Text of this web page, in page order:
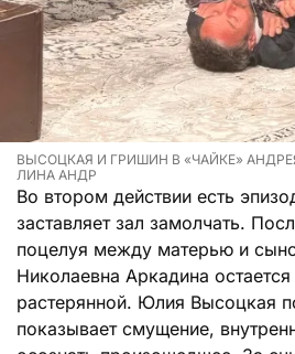
ВЫСОЦКАЯ И ГРИШИН В «ЧАЙКЕ»
ЛИНА АНДР
Во втором действии есть
заставляет зал замолчать.
поцелуя между матерью и
Николаевна Аркадина
растерянной. Юлия Высоцкая
показывает смущение,